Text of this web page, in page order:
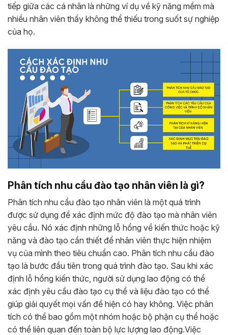
tiếp giữa các cá nhân là những ví dụ về kỹ năng mềm mà
nhiều nhân viên thấy không thể thiếu trong suốt sự nghiệp
của họ.
Phân tích nhu cầu đào tạo nhân viên là gì?
Phân tích nhu cầu đào tạo nhân viên là một quá trình
được sử dụng để xác định mức độ đào tạo mà nhân viên
yêu cầu. Nó xác định những lỗ hổng về kiến ​​thức hoặc kỹ
năng và đào tạo cần thiết để nhân viên thực hiện nhiệm
vụ của mình theo tiêu chuẩn cao. Phân tích nhu cầu đào
tạo là bước đầu tiên trong quá trình đào tạo. Sau khi xác
định lỗ hổng kiến ​​thức, người sử dụng lao động có thể
xác định yêu cầu đào tạo cụ thể và liệu đào tạo có thể
giúp giải quyết mọi vấn đề hiện có hay không. Việc phân
tích có thể bao gồm một nhóm hoặc bộ phận cụ thể hoặc
có thể liên quan đến toàn bộ lực lượng lao động.Việc